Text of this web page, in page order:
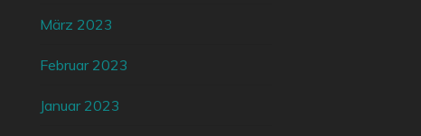
März 2023
Februar 2023
Januar 2023